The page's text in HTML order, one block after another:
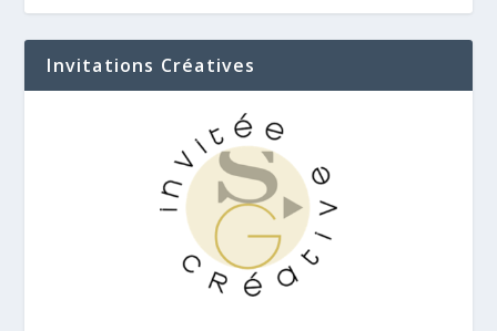
Invitations Créatives